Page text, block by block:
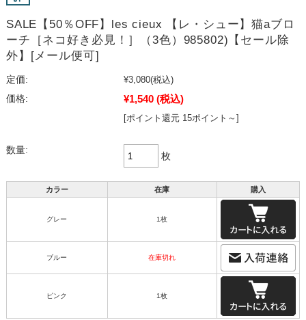
SALE【50％OFF】les cieux 【レ・シュー】猫aブロ
ーチ［ネコ好き必見！］（3色）985802)【セール除
外】[メール便可]
定価: ¥3,080(税込)
価格:
¥1,540 (税込)
[ポイント還元 15ポイント～]
数量:
枚
カラー 在庫 購入
グレー 1枚
ブルー 在庫切れ
ピンク 1枚